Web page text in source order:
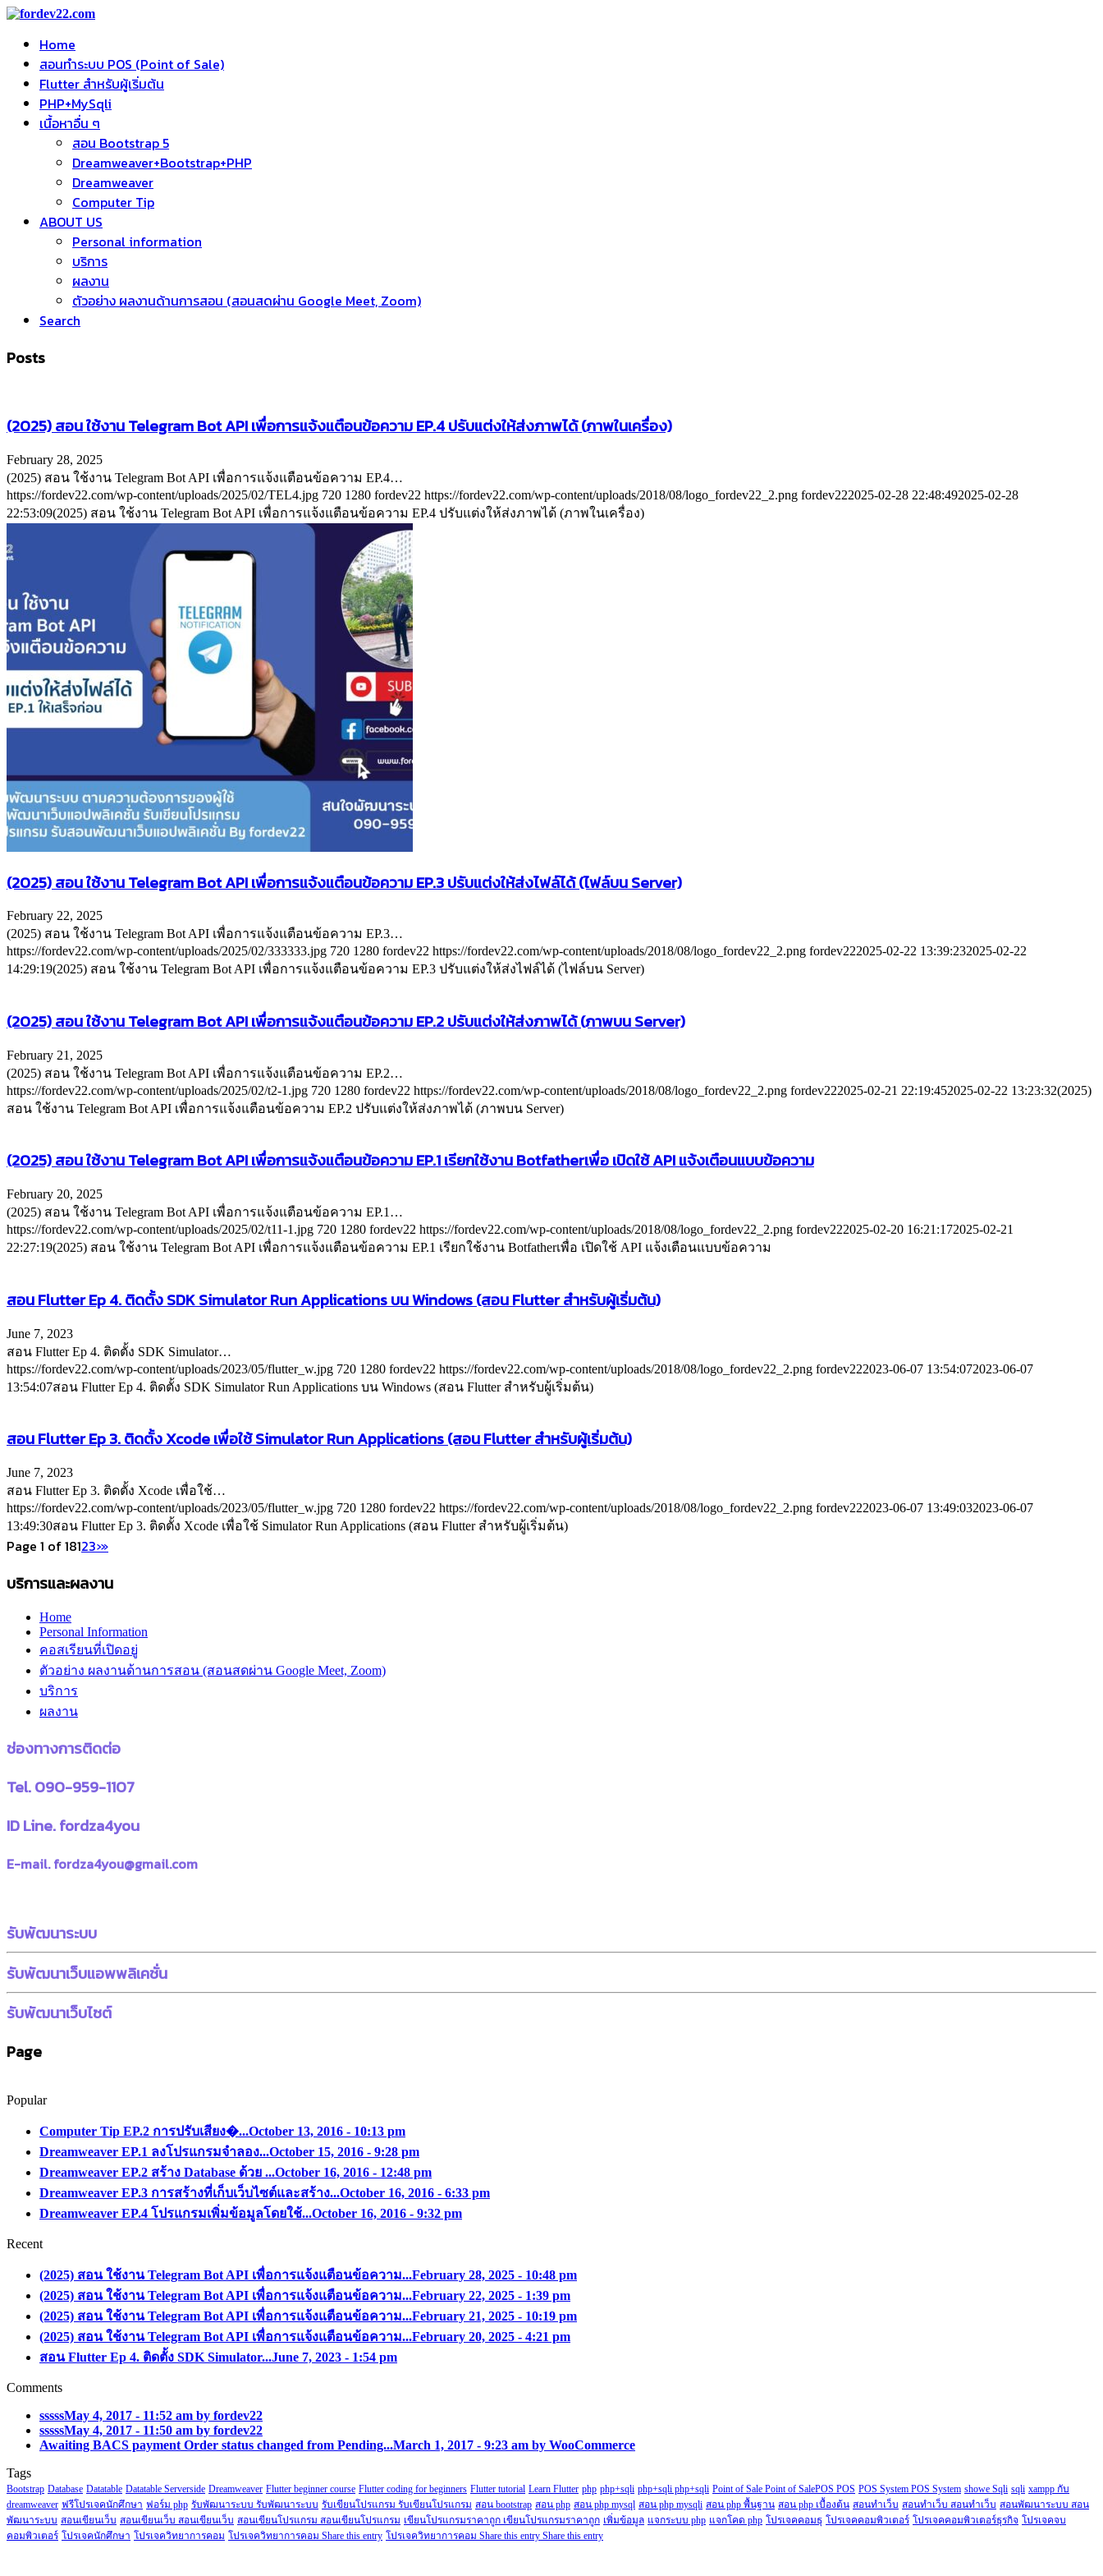
Home
สอนทำระบบ POS (Point of Sale)
Flutter สำหรับผู้เริ่มต้น
PHP+MySqli
เนื้อหาอื่น ๆ
สอน Bootstrap 5
Dreamweaver+Bootstrap+PHP
Dreamweaver
Computer Tip
ABOUT US
Personal information
บริการ
ผลงาน
ตัวอย่าง ผลงานด้านการสอน (สอนสดผ่าน Google Meet, Zoom)
Search
Posts
(2025) สอน ใช้งาน Telegram Bot API เพื่อการแจ้งแตือนข้อความ EP.4 ปรับแต่งให้ส่งภาพได้ (ภาพในเครื่อง)
February 28, 2025
(2025) สอน ใช้งาน Telegram Bot API เพื่อการแจ้งแตือนข้อความ EP.4…
https://fordev22.com/wp-content/uploads/2025/02/TEL4.jpg 720 1280 fordev22 https://fordev22.com/wp-content/uploads/2018/08/logo_fordev22_2.png fordev222025-02-28 22:48:492025-02-28
22:53:09(2025) สอน ใช้งาน Telegram Bot API เพื่อการแจ้งแตือนข้อความ EP.4 ปรับแต่งให้ส่งภาพได้ (ภาพในเครื่อง)
(2025) สอน ใช้งาน Telegram Bot API เพื่อการแจ้งแตือนข้อความ EP.3 ปรับแต่งให้ส่งไฟล์ได้ (ไฟล์บน Server)
February 22, 2025
(2025) สอน ใช้งาน Telegram Bot API เพื่อการแจ้งแตือนข้อความ EP.3…
https://fordev22.com/wp-content/uploads/2025/02/333333.jpg 720 1280 fordev22 https://fordev22.com/wp-content/uploads/2018/08/logo_fordev22_2.png fordev222025-02-22 13:39:232025-02-22
14:29:19(2025) สอน ใช้งาน Telegram Bot API เพื่อการแจ้งแตือนข้อความ EP.3 ปรับแต่งให้ส่งไฟล์ได้ (ไฟล์บน Server)
(2025) สอน ใช้งาน Telegram Bot API เพื่อการแจ้งแตือนข้อความ EP.2 ปรับแต่งให้ส่งภาพได้ (ภาพบน Server)
February 21, 2025
(2025) สอน ใช้งาน Telegram Bot API เพื่อการแจ้งแตือนข้อความ EP.2…
https://fordev22.com/wp-content/uploads/2025/02/t2-1.jpg 720 1280 fordev22 https://fordev22.com/wp-content/uploads/2018/08/logo_fordev22_2.png fordev222025-02-21 22:19:452025-02-22 13:23:32(2025)
สอน ใช้งาน Telegram Bot API เพื่อการแจ้งแตือนข้อความ EP.2 ปรับแต่งให้ส่งภาพได้ (ภาพบน Server)
(2025) สอน ใช้งาน Telegram Bot API เพื่อการแจ้งแตือนข้อความ EP.1 เรียกใช้งาน Botfatherเพื่อ เปิดใช้ API แจ้งเตือนแบบข้อความ
February 20, 2025
(2025) สอน ใช้งาน Telegram Bot API เพื่อการแจ้งแตือนข้อความ EP.1…
https://fordev22.com/wp-content/uploads/2025/02/t11-1.jpg 720 1280 fordev22 https://fordev22.com/wp-content/uploads/2018/08/logo_fordev22_2.png fordev222025-02-20 16:21:172025-02-21
22:27:19(2025) สอน ใช้งาน Telegram Bot API เพื่อการแจ้งแตือนข้อความ EP.1 เรียกใช้งาน Botfatherเพื่อ เปิดใช้ API แจ้งเตือนแบบข้อความ
สอน Flutter Ep 4. ติดตั้ง SDK Simulator Run Applications บน Windows (สอน Flutter สำหรับผู้เริ่มต้น)
June 7, 2023
สอน Flutter Ep 4. ติดตั้ง SDK Simulator…
https://fordev22.com/wp-content/uploads/2023/05/flutter_w.jpg 720 1280 fordev22 https://fordev22.com/wp-content/uploads/2018/08/logo_fordev22_2.png fordev222023-06-07 13:54:072023-06-07
13:54:07สอน Flutter Ep 4. ติดตั้ง SDK Simulator Run Applications บน Windows (สอน Flutter สำหรับผู้เริ่มต้น)
สอน Flutter Ep 3. ติดตั้ง Xcode เพื่อใช้ Simulator Run Applications (สอน Flutter สำหรับผู้เริ่มต้น)
June 7, 2023
สอน Flutter Ep 3. ติดตั้ง Xcode เพื่อใช้…
https://fordev22.com/wp-content/uploads/2023/05/flutter_w.jpg 720 1280 fordev22 https://fordev22.com/wp-content/uploads/2018/08/logo_fordev22_2.png fordev222023-06-07 13:49:032023-06-07
13:49:30สอน Flutter Ep 3. ติดตั้ง Xcode เพื่อใช้ Simulator Run Applications (สอน Flutter สำหรับผู้เริ่มต้น)
Page 1 of 18123›»
บริการและผลงาน
Home
Personal Information
คอสเรียนที่เปิดอยู่
ตัวอย่าง ผลงานด้านการสอน (สอนสดผ่าน Google Meet, Zoom)
บริการ
ผลงาน
ช่องทางการติดต่อ
Tel. 090-959-1107
ID Line. fordza4you
E-mail. fordza4you@gmail.com
รับพัฒนาระบบ
รับพัฒนาเว็บแอพพลิเคชั่น
รับพัฒนาเว็บไซต์
Page
Popular
Computer Tip EP.2 การปรับเสียง�...October 13, 2016 - 10:13 pm
Dreamweaver EP.1 ลงโปรแกรมจำลอง...October 15, 2016 - 9:28 pm
Dreamweaver EP.2 สร้าง Database ด้วย ...October 16, 2016 - 12:48 pm
Dreamweaver EP.3 การสร้างที่เก็บเว็บไซต์และสร้าง...October 16, 2016 - 6:33 pm
Dreamweaver EP.4 โปรแกรมเพิ่มข้อมูลโดยใช้...October 16, 2016 - 9:32 pm
Recent
(2025) สอน ใช้งาน Telegram Bot API เพื่อการแจ้งแตือนข้อความ...February 28, 2025 - 10:48 pm
(2025) สอน ใช้งาน Telegram Bot API เพื่อการแจ้งแตือนข้อความ...February 22, 2025 - 1:39 pm
(2025) สอน ใช้งาน Telegram Bot API เพื่อการแจ้งแตือนข้อความ...February 21, 2025 - 10:19 pm
(2025) สอน ใช้งาน Telegram Bot API เพื่อการแจ้งแตือนข้อความ...February 20, 2025 - 4:21 pm
สอน Flutter Ep 4. ติดตั้ง SDK Simulator...June 7, 2023 - 1:54 pm
Comments
sssssMay 4, 2017 - 11:52 am by fordev22
sssssMay 4, 2017 - 11:50 am by fordev22
Awaiting BACS payment Order status changed from Pending...March 1, 2017 - 9:23 am by WooCommerce
Tags
Bootstrap Database Datatable Datatable Serverside Dreamweaver Flutter beginner course Flutter coding for beginners Flutter tutorial Learn Flutter php php+sqli php+sqli php+sqli Point of Sale Point of SalePOS POS POS System POS System showe Sqli sqli xampp กับ
dreamweaver ฟรีโปรเจคนักศึกษา ฟอร์ม php รับพัฒนาระบบ รับพัฒนาระบบ รับเขียนโปรแกรม รับเขียนโปรแกรม สอน bootstrap สอน php สอน php mysql สอน php mysqli สอน php พื้นฐาน สอน php เบื้องต้น สอนทำเว็บ สอนทำเว็บ สอนทำเว็บ สอนพัฒนาระบบ สอน
พัฒนาระบบ สอนเขียนเว็บ สอนเขียนเว็บ สอนเขียนเว็บ สอนเขียนโปรแกรม สอนเขียนโปรแกรม เขียนโปรแกรมราคาถูก เขียนโปรแกรมราคาถูก เพิ่มข้อมูล แจกระบบ php แจกโคด php โปรเจคคอมธุ โปรเจคคอมพิวเตอร์ โปรเจคคอมพิวเตอร์ธุรกิจ โปรเจคจบ
คอมพิวเตอร์ โปรเจคนักศึกษา โปรเจควิทยาการคอม โปรเจควิทยาการคอม Share this entry โปรเจควิทยาการคอม Share this entry Share this entry